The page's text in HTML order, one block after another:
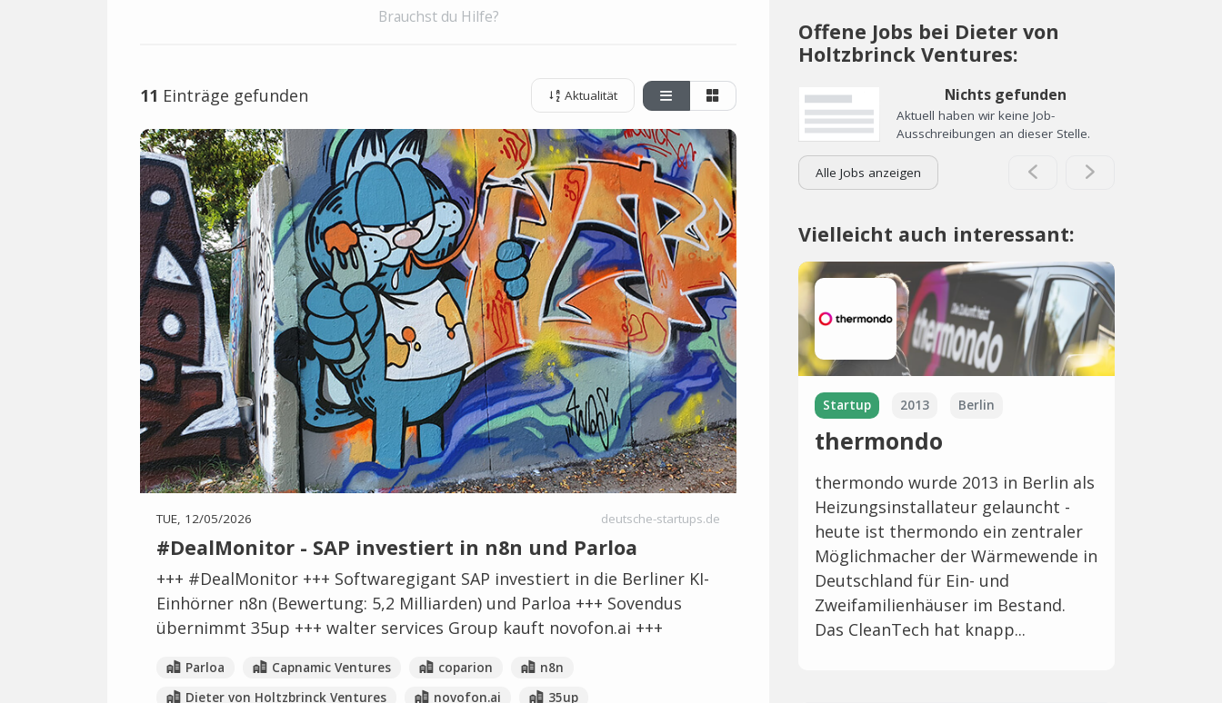
Brauchst du Hilfe?
11 Einträge gefunden Aktualität
TUE, 12/05/2026 deutsche-startups.de
#DealMonitor - SAP investiert in n8n und Parloa
+++ #DealMonitor +++ Softwaregigant SAP investiert in die Berliner KI-
Einhörner n8n (Bewertung: 5,2 Milliarden) und Parloa +++ Sovendus
übernimmt 35up +++ walter services Group kauft novofon.ai +++
Parloa Capnamic Ventures coparion
n8n
Dieter von Holtzbrinck Ventures
novofon.ai
35up
Offene Jobs bei Dieter von
Holtzbrinck Ventures:
Nichts gefunden
Aktuell haben wir keine Job-
Ausschreibungen an dieser Stelle.
Alle Jobs anzeigen
Vielleicht auch interessant:
Startup 2013 Berlin
thermondo
thermondo wurde 2013 in Berlin als
Heizungsinstallateur gelauncht -
heute ist thermondo ein zentraler
Möglichmacher der Wärmewende in
Deutschland für Ein- und
Zweifamilienhäuser im Bestand.
Das CleanTech hat knapp...